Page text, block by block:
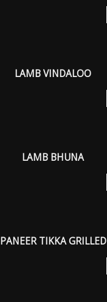
LAMB VINDALOO
LAMB BHUNA
PANEER TIKKA GRILLED